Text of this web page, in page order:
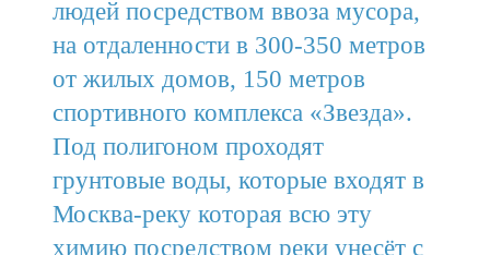
людей посредством ввоза мусора,
на отдаленности в 300-350 метров
от жилых домов, 150 метров
спортивного комплекса «Звезда».
Под полигоном проходят
грунтовые воды, которые входят в
Москва-реку которая всю эту
химию посредством реки унесёт с